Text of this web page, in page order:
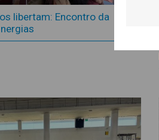
libertam: Encontro da